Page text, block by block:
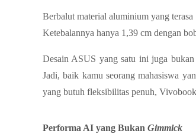
Berbalut material aluminium yang terasa
Ketebalannya hanya 1,39 cm dengan
Desain ASUS yang satu ini juga
Jadi, baik kamu seorang mahasiswa
yang butuh fleksibilitas penuh,
Performa AI yang Bukan Gimmick